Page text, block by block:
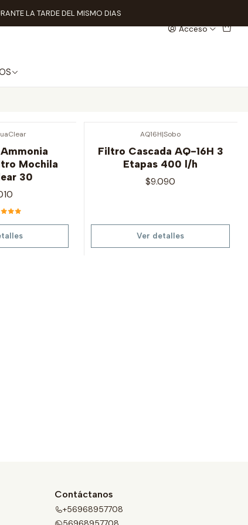
Acceso
LA TARDE DEL MISMO DIAS
Mochila
30
AQ16H|Sobo
Filtro Cascada AQ-16H 3
Etapas 400 l/h
$9.090
Ver detalles
Contáctanos
+56968957708